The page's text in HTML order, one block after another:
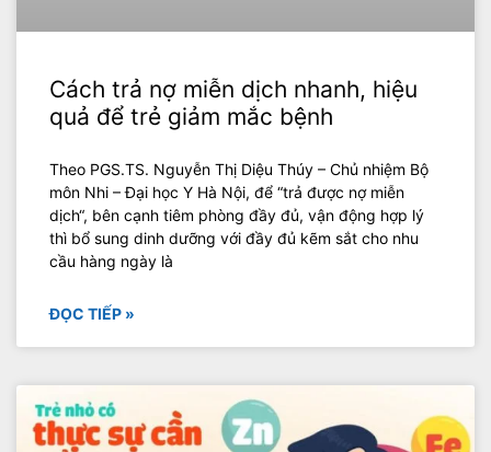
Cách trả nợ miễn dịch nhanh, hiệu
quả để trẻ giảm mắc bệnh
Theo PGS.TS. Nguyễn Thị Diệu Thúy – Chủ nhiệm Bộ
môn Nhi – Đại học Y Hà Nội, để “trả được nợ miễn
dịch“, bên cạnh tiêm phòng đầy đủ, vận động hợp lý
thì bổ sung dinh dưỡng với đầy đủ kẽm sắt cho nhu
cầu hàng ngày là
ĐỌC TIẾP »